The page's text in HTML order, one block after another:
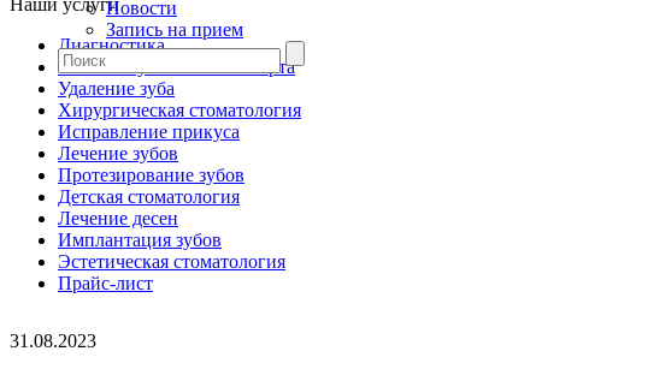
Новости
Запись на прием
Диагностика
Гигиена зубов и полости рта
Удаление зуба
Хирургическая стоматология
Исправление прикуса
Лечение зубов
Протезирование зубов
Детская стоматология
Лечение десен
Имплантация зубов
Эстетическая стоматология
Прайс-лист
31.08.2023